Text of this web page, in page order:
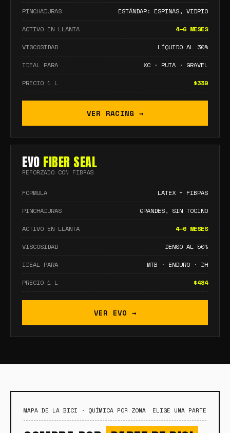
PINCHADURAS ESTÁNDAR: ESPINAS, VIDRIO
ACTIVO EN LLANTA 4–6 MESES
VISCOSIDAD LÍQUIDO AL 30%
IDEAL PARA XC · RUTA · GRAVEL
PRECIO 1 L $339
VER RACING →
EVO FIBER SEAL
REFORZADO CON FIBRAS
FÓRMULA LÁTEX + FIBRAS
PINCHADURAS GRANDES, SIN TOCINO
ACTIVO EN LLANTA 4–6 MESES
VISCOSIDAD DENSO AL 50%
IDEAL PARA MTB · ENDURO · DH
PRECIO 1 L $484
VER EVO →
MAPA DE LA BICI · QUÍMICA POR ZONA ELIGE UNA PARTE